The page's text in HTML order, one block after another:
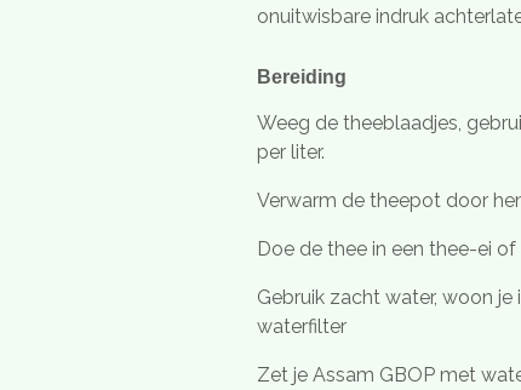
onuitwisbare indruk
Bereiding
Weeg de theeblaadjes,
per liter.
Verwarm de theepot door
Doe de thee in een thee-ei
Gebruik zacht water, woon
waterfilter
Zet je Assam GBOP met